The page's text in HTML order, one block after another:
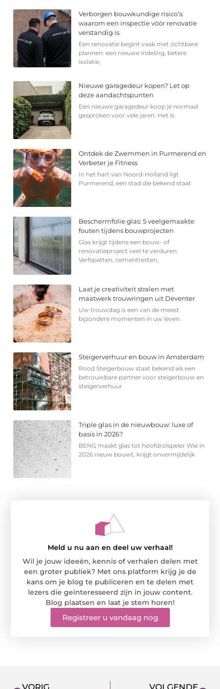
Verborgen bouwkundige risico’s:
waarom een inspectie vóór renovatie
verstandig is
Een renovatie begint vaak met zichtbare
plannen: een nieuwe indeling, betere
isolatie,
Nieuwe garagedeur kopen? Let op
deze aandachtspunten
Een nieuwe garagedeur koop je normaal
gesproken voor vele jaren. Het is
Ontdek de Zwemmen in Purmerend en
Verbeter je Fitness
In het hart van Noord-Holland ligt
Purmerend, een stad die bekend staat
Beschermfolie glas: 5 veelgemaakte
fouten tijdens bouwprojecten
Glas krijgt tijdens een bouw- of
renovatieproject veel te verduren.
Verfspatten, cementresten,
Laat je creativiteit stralen met
maatwerk trouwringen uit Deventer
Uw trouwdag is een van de meest
bijzondere momenten in uw leven.
Steigerverhuur en bouw in Amsterdam
Rood Steigerbouw staat bekend als een
betrouwbare partner voor steigerbouw en
steigerverhuur
Triple glas in de nieuwbouw: luxe of
basis in 2026?
BENG maakt glas tot hoofdrolspeler Wie in
2026 nieuw bouwt, krijgt onvermijdelijk
Meld u nu aan en deel uw verhaal!
Wil je jouw ideeën, kennis of verhalen delen met
een groter publiek? Met ons platform krijg je de
kans om je blog te publiceren en te delen met
lezers die geïnteresseerd zijn in jouw content.
Blog plaatsen en laat je stem horen!
Registreer u vandaag nog
VORIG VOLGENDE